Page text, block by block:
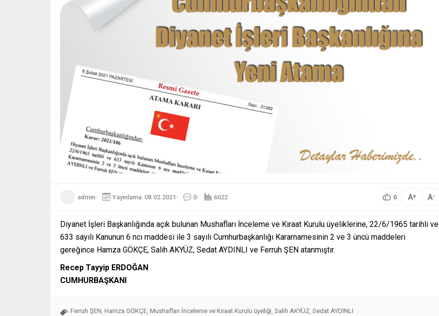
admin Yayınlama: 08.02.2021 0 6022 0 A+ A-
Diyanet İşleri Başkanlığında açık bulunan Mushafları İnceleme ve Kıraat Kurulu üyeliklerine, 22/6/1965 tarihli ve
633 sayılı Kanunun 6 ncı maddesi ile 3 sayılı Cumhurbaşkanlığı Kararnamesinin 2 ve 3 üncü maddeleri
gereğince Hamza GÖKÇE, Salih AKYÜZ, Sedat AYDINLI ve Ferruh ŞEN atanmıştır.
Recep Tayyip ERDOĞAN
CUMHURBAŞKANI
Ferruh ŞEN, Hamza GÖKÇE, Mushafları İnceleme ve Kıraat Kurulu üyeliği, Salih AKYÜZ, Sedat AYDINLI